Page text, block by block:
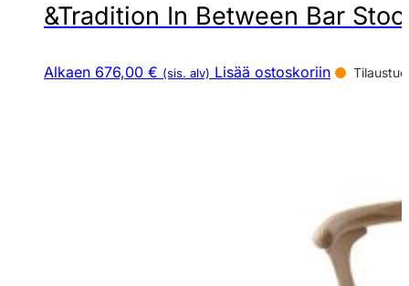
&Tradition In Between Bar
Alkaen 676,00 € (sis. alv) Lisää ostoskoriin